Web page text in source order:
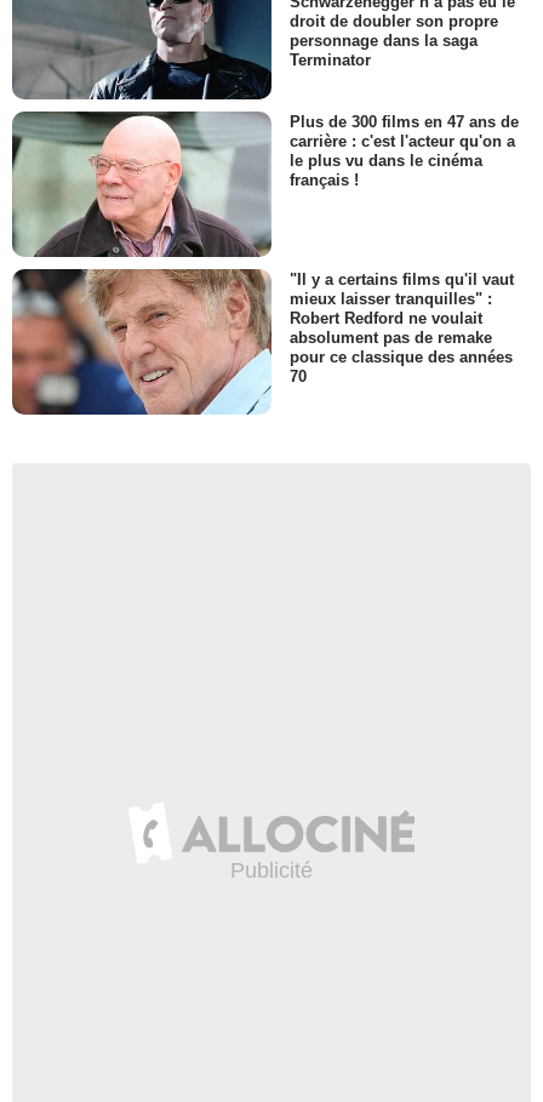
droit de doubler son propre
personnage dans la saga
Terminator
Plus de 300 films en 47 ans de
carrière : c'est l'acteur qu'on a
le plus vu dans le cinéma
français !
"Il y a certains films qu'il vaut
mieux laisser tranquilles" :
Robert Redford ne voulait
absolument pas de remake
pour ce classique des années
70